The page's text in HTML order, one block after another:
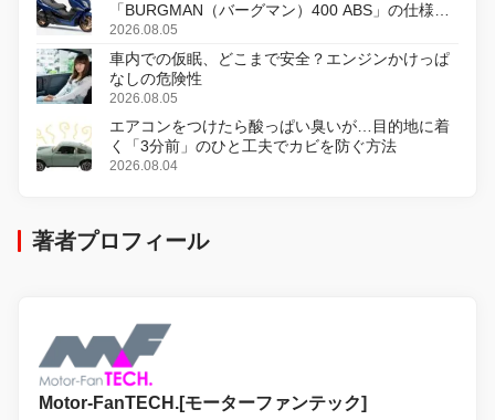
「BURGMAN（バーグマン）400 ABS」の仕様を
変更し、8月18日に発売
2026.08.05
車内での仮眠、どこまで安全？エンジンかけっぱ
なしの危険性
2026.08.05
エアコンをつけたら酸っぱい臭いが…目的地に着
く「3分前」のひと工夫でカビを防ぐ方法
2026.08.04
著者プロフィール
Motor-FanTECH.[モーターファンテック]